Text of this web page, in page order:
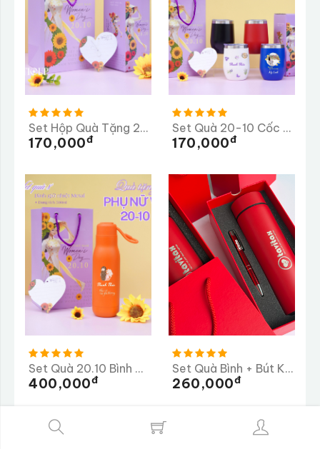
Set Hộp Quà Tặng 20-10 - Bình Giữ Nhiệt
170,000Đ
Set Quà 20-10 Cốc Giữ Nhiệt 300ml
170,000Đ
Set Quà 20.10 Bình Giữ Nhiệt Metal 500ml
400,000Đ
Set Quà Bình + Bút Khắc Logo Công Ty TAVITAX
260,000Đ